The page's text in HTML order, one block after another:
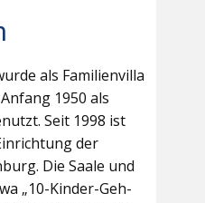
als Familienvilla
1950 als
Seit 1998 ist
der
Die Saale und
„10-Kinder-Geh-